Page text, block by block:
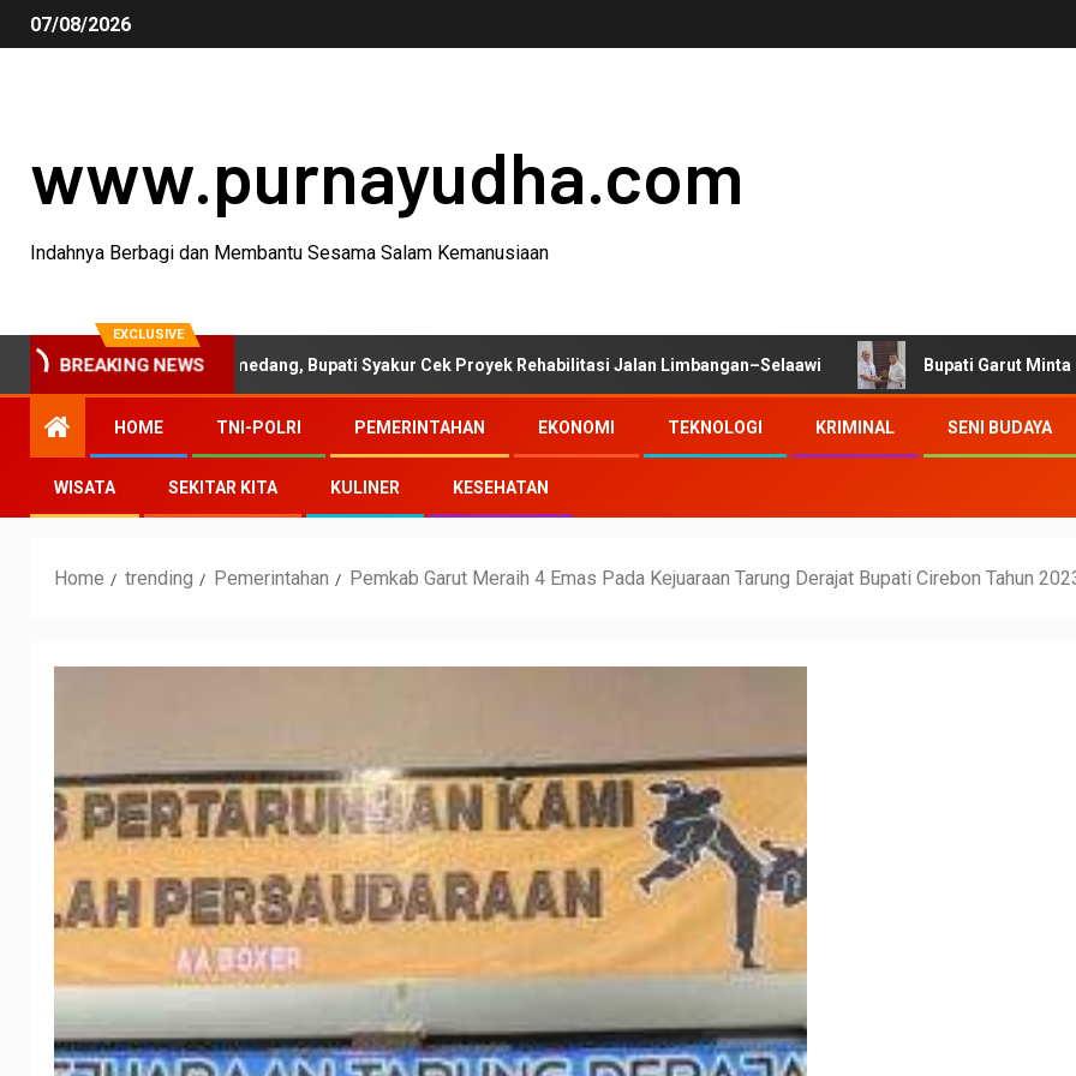
07/08/2026
www.purnayudha.com
Indahnya Berbagi dan Membantu Sesama Salam Kemanusiaan
EXCLUSIVE
BREAKING NEWS
Garut-Sumedang, Bupati Syakur Cek Proyek Rehabilitasi Jalan Limbangan–Selaawi Bupati Garut Minta Pengawasan
HOME TNI-POLRI PEMERINTAHAN EKONOMI TEKNOLOGI KRIMINAL SENI BUDAYA
WISATA SEKITAR KITA KULINER KESEHATAN
Home trending Pemerintahan Pemkab Garut Meraih 4 Emas Pada Kejuaraan Tarung Derajat Bupati Cirebon Tahun